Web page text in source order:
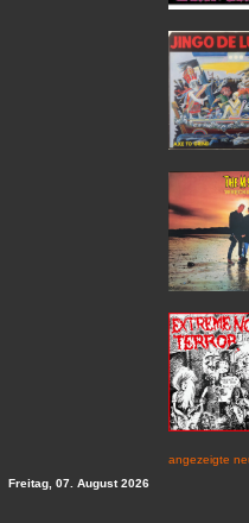
angezeigte
Freitag, 07. August 2026